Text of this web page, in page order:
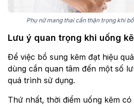
Phụ nữ mang thai cần thận trọng khi
Lưu ý quan trọng khi uống
Để việc bổ sung kẽm đạt hiệu
dùng cần quan tâm đến một số
quá trình sử dụng.
Thứ nhất, thời điểm uống kẽm